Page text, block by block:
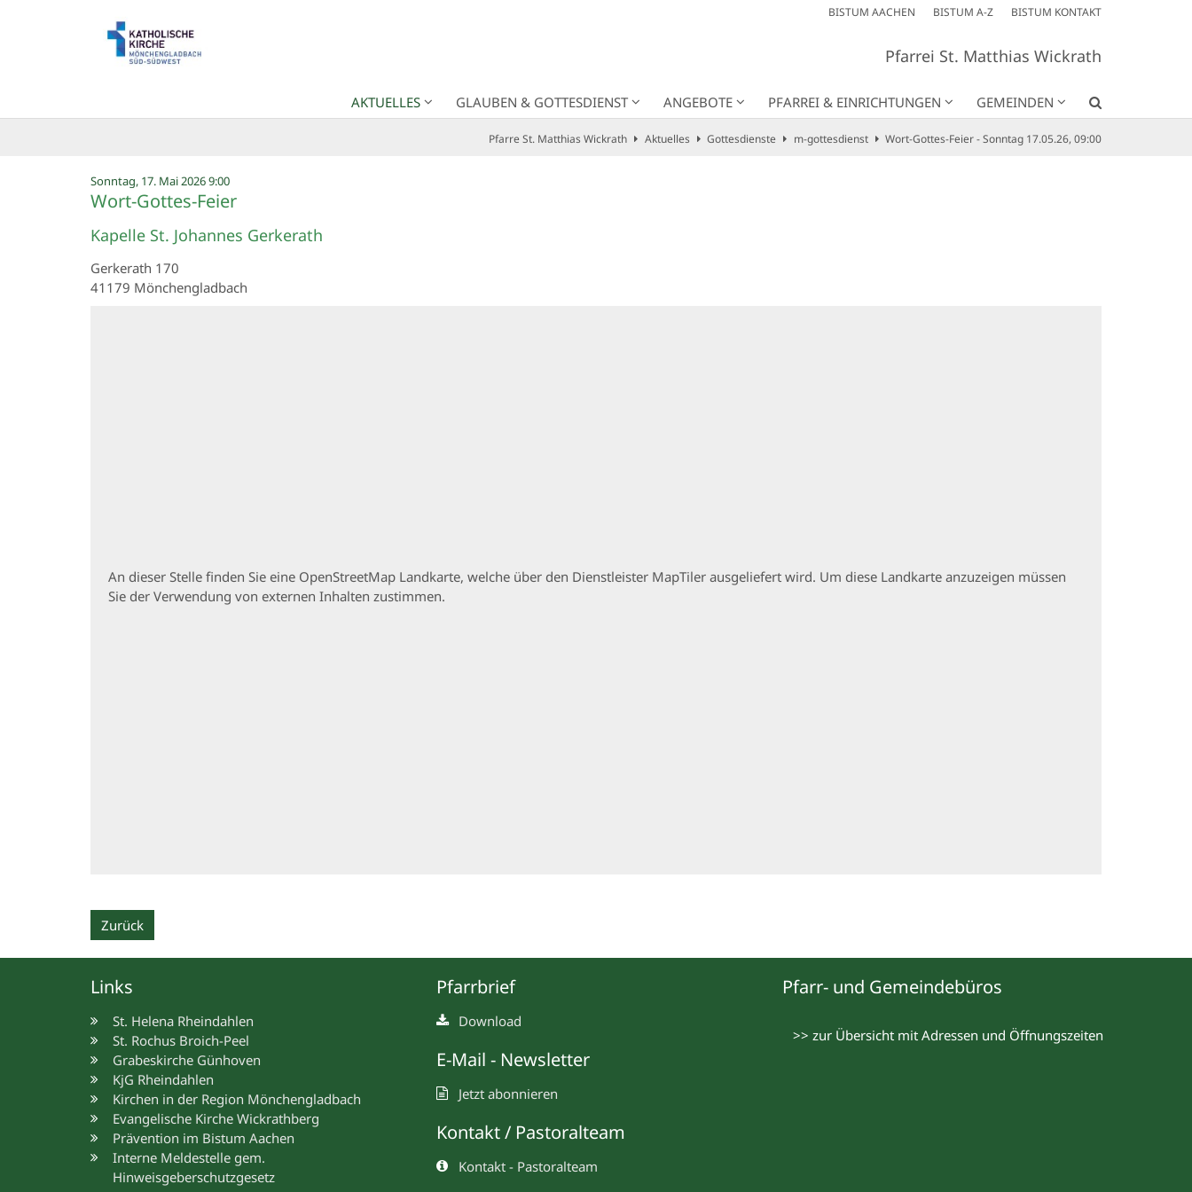
BISTUM AACHEN BISTUM A-Z BISTUM KONTAKT
Pfarrei St. Matthias Wickrath
AKTUELLES GLAUBEN & GOTTESDIENST ANGEBOTE PFARREI & EINRICHTUNGEN GEMEINDEN
Pfarre St. Matthias Wickrath Aktuelles Gottesdienste m-gottesdienst Wort-Gottes-Feier - Sonntag 17.05.26, 09:00
Sonntag, 17. Mai 2026 9:00:
Wort-Gottes-Feier
Kapelle St. Johannes Gerkerath
Gerkerath 170
41179 Mönchengladbach
An dieser Stelle finden Sie eine OpenStreetMap Landkarte, welche über den Dienstleister MapTiler ausgeliefert wird. Um diese Landkarte anzuzeigen müssen
Sie der Verwendung von externen Inhalten zustimmen.
Zurück
Links
St. Helena Rheindahlen
St. Rochus Broich-Peel
Grabeskirche Günhoven
KjG Rheindahlen
Kirchen in der Region Mönchengladbach
Evangelische Kirche Wickrathberg
Prävention im Bistum Aachen
Interne Meldestelle gem.
Hinweisgeberschutzgesetz
Pfarrbrief
Download
E-Mail - Newsletter
Jetzt abonnieren
Kontakt / Pastoralteam
Kontakt - Pastoralteam
Pfarr- und Gemeindebüros
>> zur Übersicht mit Adressen und Öffnungszeiten